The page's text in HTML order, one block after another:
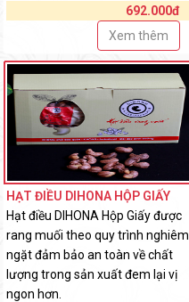
692.000đ
Xem thêm
HẠT ĐIỀU DIHONA HỘP GIẤY
Hạt điều DIHONA Hộp Giấy được
rang muối theo quy trình nghiêm
ngặt đảm bảo an toàn về chất
lượng trong sản xuất đem lại vị
ngon hơn.